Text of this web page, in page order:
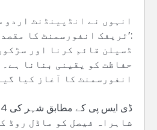
انہوں نے انڈپینڈنٹ اردو
:’ٹریفک انفورسمنٹ کا
ڈسپلن قائم کرنا اور
حفاظت کو یقینی بنانا
انفورسمنٹ کا آغاز کیا
شاہراہ فیصل کو ماڈل روڈ